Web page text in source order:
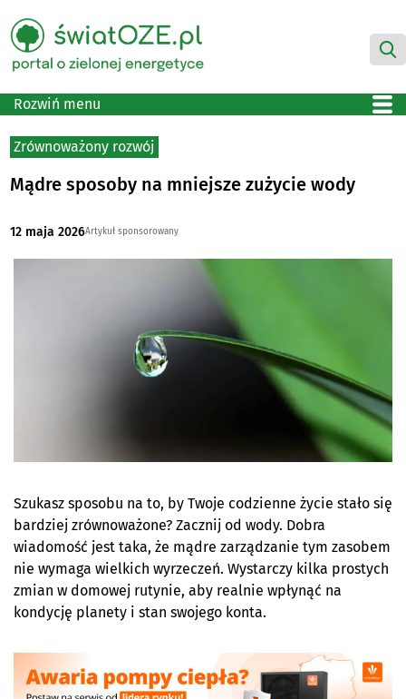
Rozwiń menu
Zrównoważony rozwój
Mądre sposoby na mniejsze zużycie wody
12 maja 2026Artykuł sponsorowany
Szukasz sposobu na to, by Twoje codzienne życie stało się
bardziej zrównoważone? Zacznij od wody. Dobra
wiadomość jest taka, że mądre zarządzanie tym zasobem
nie wymaga wielkich wyrzeczeń. Wystarczy kilka prostych
zmian w domowej rutynie, aby realnie wpłynąć na
kondycję planety i stan swojego konta.